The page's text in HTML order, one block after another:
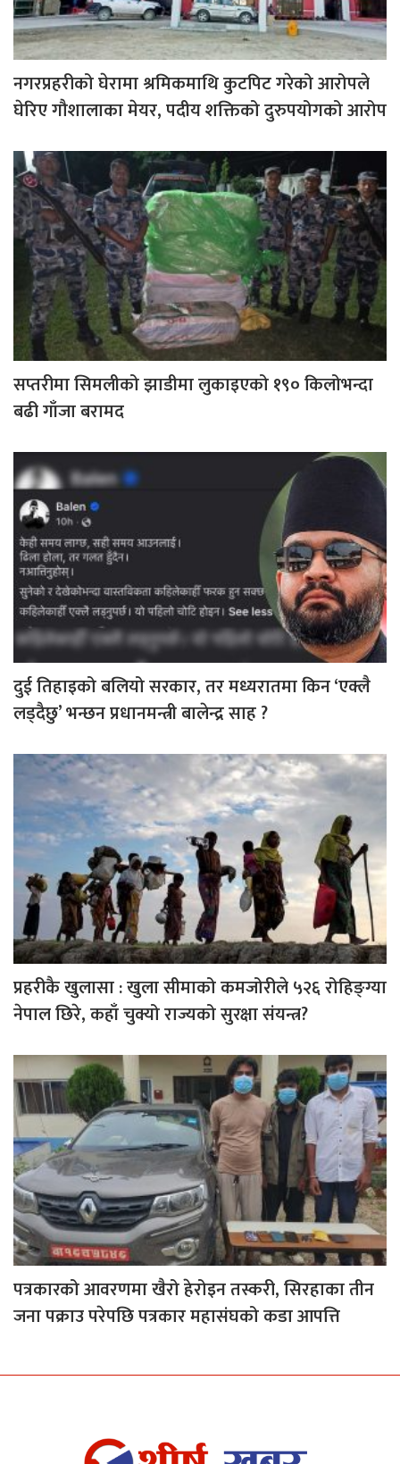
नगरप्रहरीको घेरामा श्रमिकमाथि कुटपिट गरेको आरोपले
घेरिए गौशालाका मेयर, पदीय शक्तिको दुरुपयोगको आरोप
सप्तरीमा सिमलीको झाडीमा लुकाइएको १९० किलोभन्दा
बढी गाँजा बरामद
दुई तिहाइको बलियो सरकार, तर मध्यरातमा किन ‘एक्लै
लड्दैछु’ भन्छन प्रधानमन्त्री बालेन्द्र साह ?
प्रहरीकै खुलासा : खुला सीमाको कमजोरीले ५२६ रोहिङ्ग्या
नेपाल छिरे, कहाँ चुक्यो राज्यको सुरक्षा संयन्त्र?
पत्रकारको आवरणमा खैरो हेरोइन तस्करी, सिरहाका तीन
जना पक्राउ परेपछि पत्रकार महासंघको कडा आपत्ति